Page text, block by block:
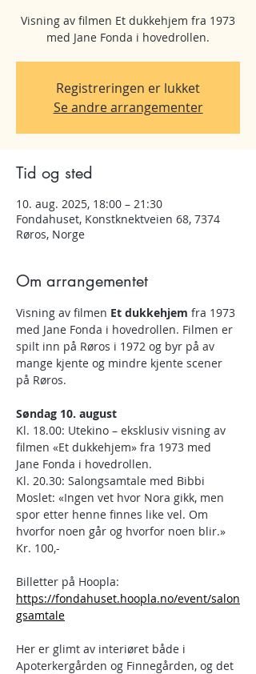
Visning av filmen Et dukkehjem fra 1973
med Jane Fonda i hovedrollen.
Registreringen er lukket
Se andre arrangementer
Tid og sted
10. aug. 2025, 18:00 – 21:30
Fondahuset, Konstknektveien 68, 7374
Røros, Norge
Om arrangementet
Visning av filmen Et dukkehjem fra 1973
med Jane Fonda i hovedrollen. Filmen er
spilt inn på Røros i 1972 og byr på av
mange kjente og mindre kjente scener
på Røros.
Søndag 10. august
Kl. 18.00: Utekino – eksklusiv visning av
filmen «Et dukkehjem» fra 1973 med
Jane Fonda i hovedrollen.
Kl. 20.30: Salongsamtale med Bibbi
Moslet: «Ingen vet hvor Nora gikk, men
spor etter henne finnes like vel. Om
hvorfor noen går og hvorfor noen blir.»
Kr. 100,-
Billetter på Hoopla:
https://fondahuset.hoopla.no/event/salon
gsamtale
Her er glimt av interiøret både i
Apoterkergården og Finnegården, og det